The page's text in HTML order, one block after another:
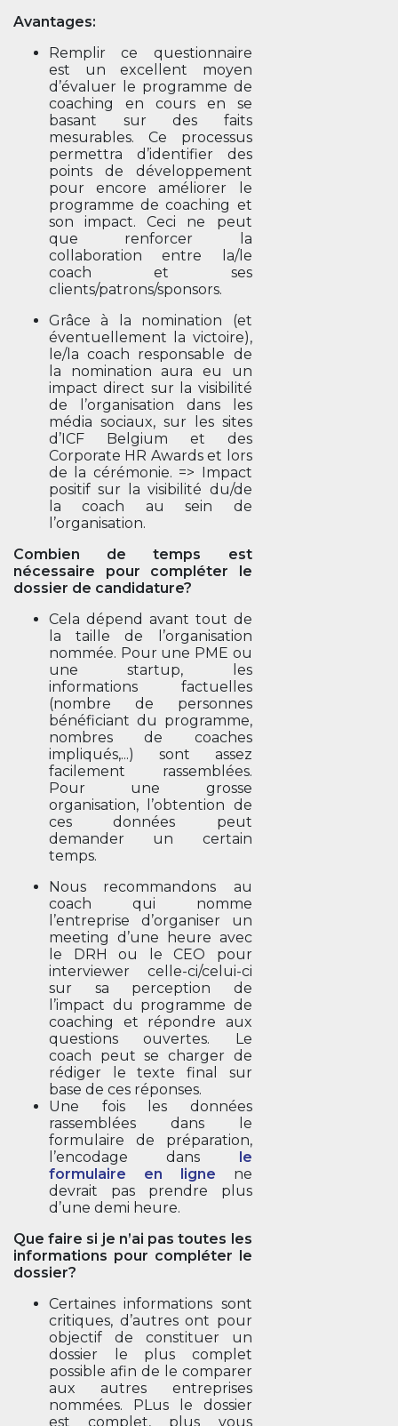
Avantages:
Remplir ce questionnaire
est un excellent moyen
d’évaluer le programme de
coaching en cours en se
basant sur des faits
mesurables. Ce processus
permettra d’identifier des
points de développement
pour encore améliorer le
programme de coaching et
son impact. Ceci ne peut
que renforcer la
collaboration entre la/le
coach et ses
clients/patrons/sponsors.
Grâce à la nomination (et
éventuellement la victoire),
le/la coach responsable de
la nomination aura eu un
impact direct sur la visibilité
de l’organisation dans les
média sociaux, sur les sites
d’ICF Belgium et des
Corporate HR Awards et lors
de la cérémonie. => Impact
positif sur la visibilité du/de
la coach au sein de
l’organisation.
Combien de temps est
nécessaire pour compléter le
dossier de candidature?
Cela dépend avant tout de
la taille de l’organisation
nommée. Pour une PME ou
une startup, les
informations factuelles
(nombre de personnes
bénéficiant du programme,
nombres de coaches
impliqués,...) sont assez
facilement rassemblées.
Pour une grosse
organisation, l’obtention de
ces données peut
demander un certain
temps.
Nous recommandons au
coach qui nomme
l’entreprise d’organiser un
meeting d’une heure avec
le DRH ou le CEO pour
interviewer celle-ci/celui-ci
sur sa perception de
l’impact du programme de
coaching et répondre aux
questions ouvertes. Le
coach peut se charger de
rédiger le texte final sur
base de ces réponses.
Une fois les données
rassemblées dans le
formulaire de préparation,
l’encodage dans le
formulaire en ligne ne
devrait pas prendre plus
d’une demi heure.
Que faire si je n’ai pas toutes les
informations pour compléter le
dossier?
Certaines informations sont
critiques, d’autres ont pour
objectif de constituer un
dossier le plus complet
possible afin de le comparer
aux autres entreprises
nommées. PLus le dossier
est complet, plus vous